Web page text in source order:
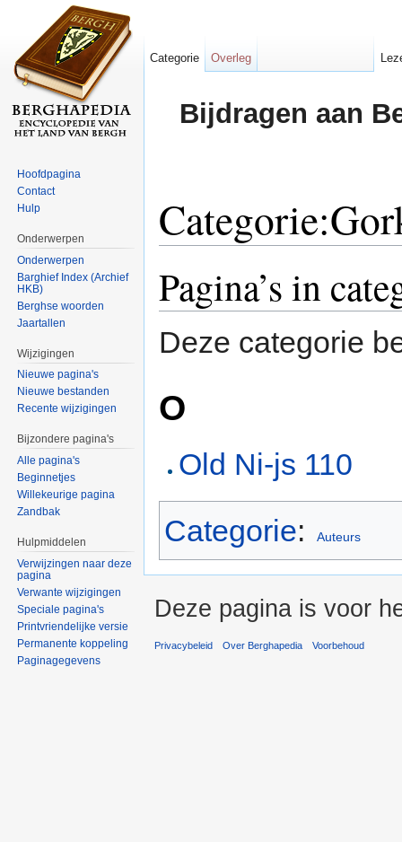
Bijdragen aan
Pagina’s in
Deze categorie
O
Old Ni-js 110
Categorie: Auteurs
Categorie Overleg
Hoofdpagina
Contact
Hulp
Onderwerpen
Onderwerpen
Barghief Index (Archief
HKB)
Berghse woorden
Jaartallen
Wijzigingen
Nieuwe pagina's
Nieuwe bestanden
Recente wijzigingen
Bijzondere pagina's
Alle pagina's
Beginnetjes
Willekeurige pagina
Zandbak
Hulpmiddelen
Verwijzingen naar deze
pagina
Verwante wijzigingen
Speciale pagina's
Printvriendelijke versie
Permanente koppeling
Paginagegevens
Deze pagina is voor
Privacybeleid Over Berghapedia Voorbehoud